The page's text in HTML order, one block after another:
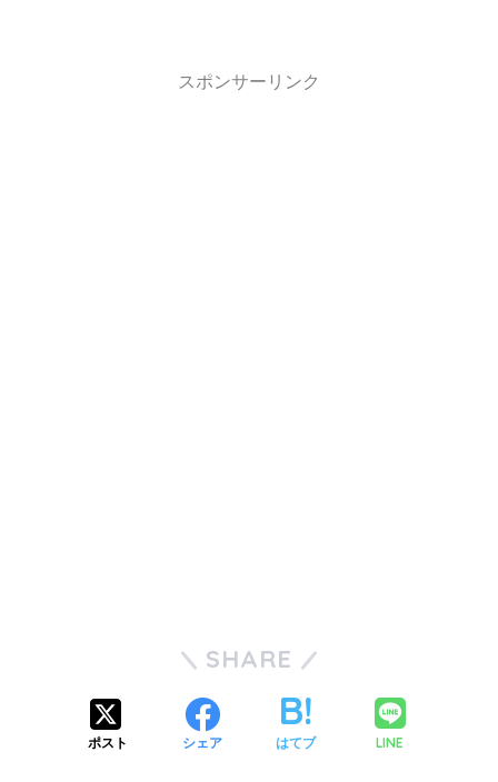
スポンサーリンク
SHARE
ポスト シェア はてブ LINE